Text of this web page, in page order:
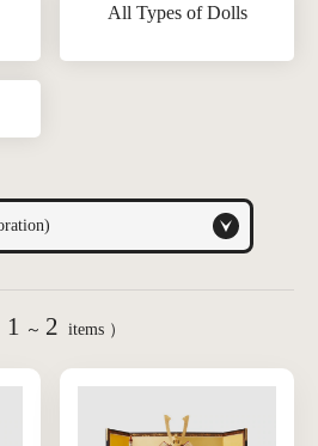
All Types of Dolls
1 ～ 2 items ）